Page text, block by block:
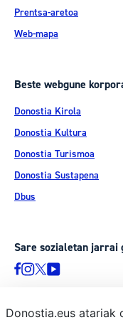
Prentsa-aretoa
Web-mapa
Beste webgune
Donostia Kirola
Donostia Kultura
Donostia Turismoa
Donostia Sustapena
Dbus
Sare sozialetan jarrai
Donostia.eus atariak